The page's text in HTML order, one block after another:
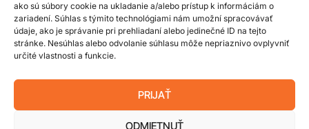
ako sú súbory cookie na ukladanie a/alebo prístup k informáciám o
zariadení. Súhlas s týmito technológiami nám umožní spracovávať
údaje, ako je správanie pri prehliadaní alebo jedinečné ID na tejto
stránke. Nesúhlas alebo odvolanie súhlasu môže nepriaznivo ovplyvniť
určité vlastnosti a funkcie.
PRIJAŤ
ODMIETNUŤ